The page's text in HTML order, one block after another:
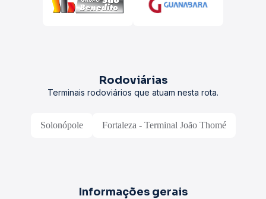
Rodoviárias
Terminais rodoviários que atuam nesta rota.
Solonópole Fortaleza - Terminal João Thomé
Informações gerais